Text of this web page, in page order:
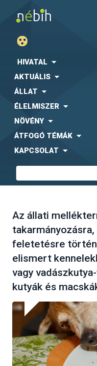
HIVATAL
AKTUÁLIS
ÁLLAT
ÉLELMISZER
NÖVÉNY
ÁTFOGÓ TÉMÁK
KAPCSOLAT
Az állati
feletetésre
elismert
vagy
kutyák és